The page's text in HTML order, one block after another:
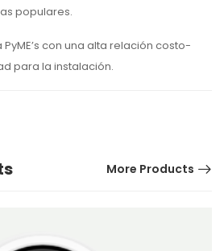
populares.
con una alta relación costo-
para la instalación.
More Products